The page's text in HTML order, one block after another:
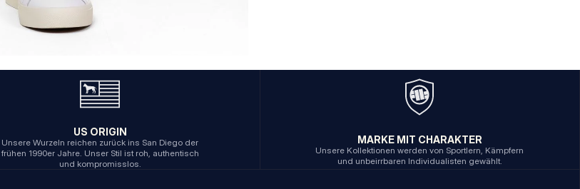
US ORIGIN
Unsere Wurzeln reichen zurück ins San Diego der
frühen 1990er Jahre. Unser Stil ist roh, authentisch
und kompromisslos.
MARKE MIT CHARAKTER
Unsere Kollektionen werden von Sportlern, Kämpfern
und unbeirrbaren Individualisten gewählt.